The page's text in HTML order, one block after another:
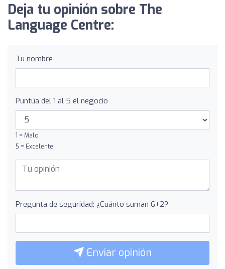
Deja tu opinión sobre The
Language Centre:
Tu nombre
Puntúa del 1 al 5 el negocio
1 = Malo
5 = Excelente
Pregunta de seguridad: ¿Cuánto suman 6+2?
Enviar opinión